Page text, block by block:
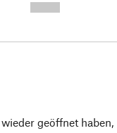
geöffnet haben,